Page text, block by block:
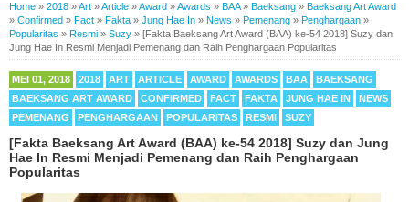
Home » 2018 »Art »Article »Award »Awards » BAA» Baeksang » Baeksang Art Award
» Confirmed » Fact » Fakta » Jung Hae In » News » Pemenang » Penghargaan »
Popularitas » Resmi » Suzy » [Fakta Baeksang Art Award (BAA) ke-54 2018] Suzy dan
Jung Hae In Resmi Menjadi Pemenang dan Raih Penghargaan Popularitas
MEI 01, 2018 2018 ART ARTICLE AWARD AWARDS BAA
BAEKSANG
BAEKSANG ART AWARD
CONFIRMED FACT FAKTA JUNG HAE IN
NEWS
PEMENANG
PENGHARGAAN POPULARITAS RESMI SUZY
[Fakta Baeksang Art Award (BAA) ke-54 2018] Suzy dan Jung
Hae In Resmi Menjadi Pemenang dan Raih Penghargaan
Popularitas